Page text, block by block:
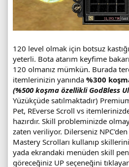
120 level olmak için botsuz
yeterli. Bota atarım keyfime
120 olmanız mümkün. Burada
itemlerinizin yanında %300
(%500 koşma özellikli GodBless
Yüzükçüde satılmaktadır)
Pet, REverse Scroll vs
hazırdır. Skill probleminizde
zaten veriliyor. Dilerseniz NPC'den
Mastery Scrolları kullanıp
yada ekrandaki menüden skill
göreceğiniz UP seçeneğini